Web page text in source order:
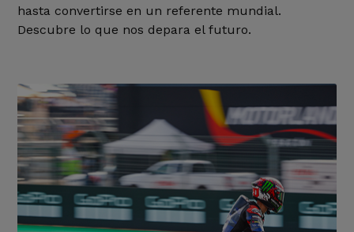
hasta convertirse en un referente mundial.
Descubre lo que nos depara el futuro.